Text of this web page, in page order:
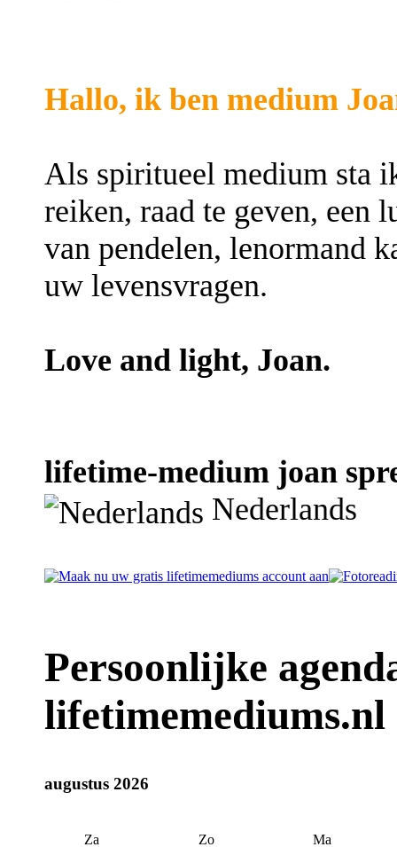
Hallo, ik ben medium
Als spiritueel medium sta
reiken, raad te geven, een
van pendelen, lenormand
uw levensvragen.
Love and light, Joan.
lifetime-medium joan
Nederlands
Persoonlijke
lifetimemediums.nl
augustus 2026
Za Zo Ma